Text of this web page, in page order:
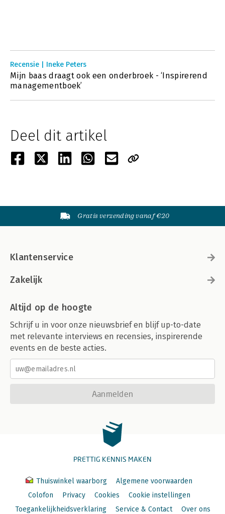
Recensie | Ineke Peters
Mijn baas draagt ook een onderbroek - ‘Inspirerend
managementboek’
Deel dit artikel
Gratis verzending vanaf €20
Klantenservice
Zakelijk
Altijd op de hoogte
Schrijf u in voor onze nieuwsbrief en blijf up-to-date
met relevante interviews en recensies, inspirerende
events en de beste acties.
Aanmelden
PRETTIG KENNIS MAKEN
Thuiswinkel waarborg
Algemene voorwaarden
Colofon
Privacy Cookies
Cookie instellingen
Toegankelijkheidsverklaring
Service & Contact Over ons